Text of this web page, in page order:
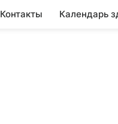
Контакты Календарь